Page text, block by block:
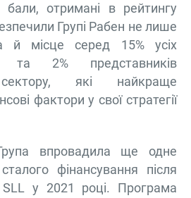
бали, отримані в рейтингу
Групі Рабен не лише
й місце серед 15% усіх
та 2% представників
сектору, які найкраще
фактори у свої стратегії
впровадила ще одне
фінансування після
у 2021 році. Програма